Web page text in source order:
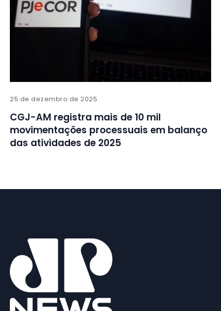
25 de dezembro de 2025
CGJ-AM registra mais de 10 mil
movimentações processuais em balanço
das atividades de 2025